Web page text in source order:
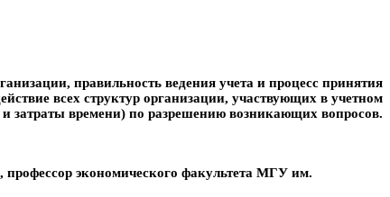
правильность ведения учета и процесс принятия
всех структур организации, участвующих в учетном
затраты времени) по разрешению возникающих вопросов.
экономического факультета МГУ им.